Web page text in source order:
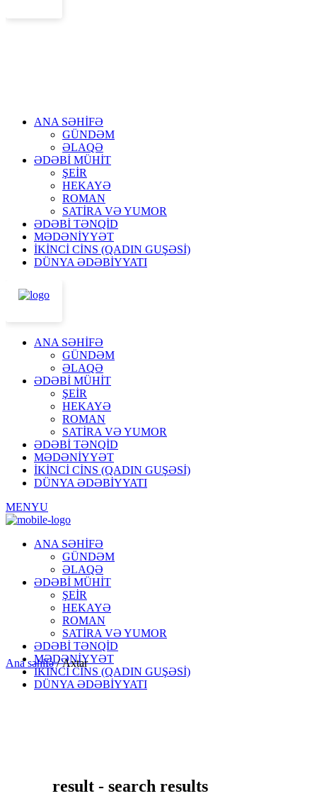
ANA SƏHİFƏ
GÜNDƏM
ƏLAQƏ
ƏDƏBİ MÜHİT
ŞEİR
HEKAYƏ
ROMAN
SATİRA VƏ YUMOR
ƏDƏBİ TƏNQİD
MƏDƏNİYYƏT
İKİNCİ CİNS (QADIN GUŞƏSİ)
DÜNYA ƏDƏBİYYATI
ANA SƏHİFƏ
GÜNDƏM
ƏLAQƏ
ƏDƏBİ MÜHİT
ŞEİR
HEKAYƏ
ROMAN
SATİRA VƏ YUMOR
ƏDƏBİ TƏNQİD
MƏDƏNİYYƏT
İKİNCİ CİNS (QADIN GUŞƏSİ)
DÜNYA ƏDƏBİYYATI
MENYU
ANA SƏHİFƏ
GÜNDƏM
ƏLAQƏ
ƏDƏBİ MÜHİT
ŞEİR
HEKAYƏ
ROMAN
SATİRA VƏ YUMOR
ƏDƏBİ TƏNQİD
MƏDƏNİYYƏT
İKİNCİ CİNS (QADIN GUŞƏSİ)
DÜNYA ƏDƏBİYYATI
Ana səhifə/Axtar
result - search results